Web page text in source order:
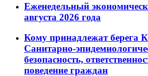
Еженедельный
августа 2026 года
Кому принадлежат берега
Санитарно-
безопасность,
поведение граждан